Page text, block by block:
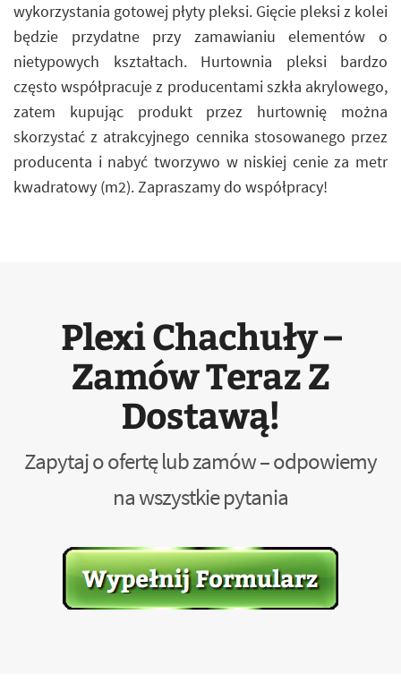
wykorzystania gotowej płyty pleksi. Gięcie pleksi z kolei
będzie przydatne przy zamawianiu elementów o
nietypowych kształtach. Hurtownia pleksi bardzo
często współpracuje z producentami szkła akrylowego,
zatem kupując produkt przez hurtownię można
skorzystać z atrakcyjnego cennika stosowanego przez
producenta i nabyć tworzywo w niskiej cenie za metr
kwadratowy (m2). Zapraszamy do współpracy!
Plexi Chachuły –
Zamów Teraz Z
Dostawą!
Zapytaj o ofertę lub zamów – odpowiemy
na wszystkie pytania